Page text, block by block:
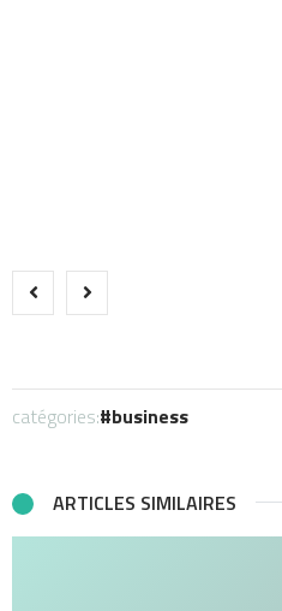
catégories: business
ARTICLES SIMILAIRES